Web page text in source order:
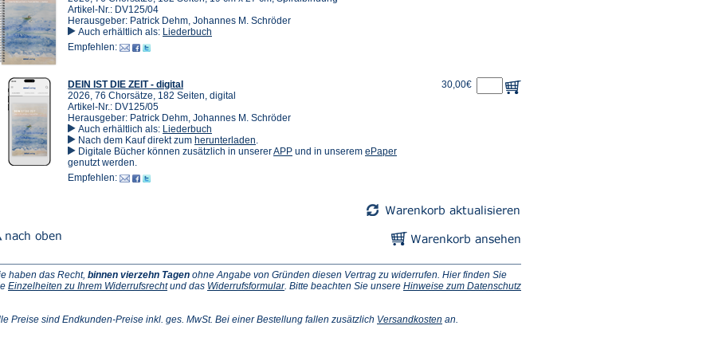
Artikel-Nr.: DV125/04
Herausgeber: Patrick Dehm, Johannes M. Schröder
Auch erhältlich als: Liederbuch
Empfehlen:
DEIN IST DIE ZEIT - digital
2026, 76 Chorsätze, 182 Seiten, digital
Artikel-Nr.: DV125/05
Herausgeber: Patrick Dehm, Johannes M. Schröder
Auch erhältlich als: Liederbuch
Nach dem Kauf direkt zum herunterladen
in
.
Digitale Bücher können zusätzlich in unsererAPP(Öffnet
und in unserem ePaper(Öffnet
genutzt werden.
Empfehlen:
30,00€
haben das Recht, binnen vierzehn Tagen ohne Angabe von Gründen diesen Vertrag zu widerrufen. Hier finden Sie
Einzelheiten zu Ihrem Widerrufsrecht(Öffnet
neuen
und das Widerrufsformular(Öffnet
neuen
. Bitte beachten Sie unsere Hinweise zum Datenschutz
Preise sind Endkunden-Preise inkl. ges. MwSt. Bei einer Bestellung fallen zusätzlich Versandkosten (Öffnet
an.